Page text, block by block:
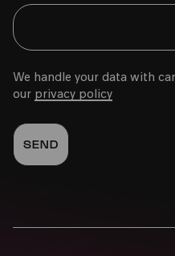
We handle your data with
our privacy policy